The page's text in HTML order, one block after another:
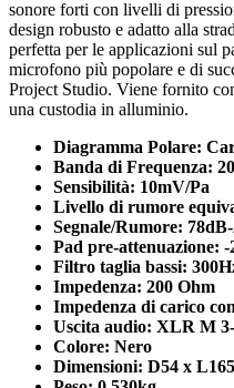
sonore forti con livelli di
design robusto e adatto alla
perfetta per le applicazioni sul
microfono più popolare e di
Project Studio. Viene fornito
una custodia in alluminio.
Diagramma Polare:
Banda di Frequenza:
Sensibilità: 10mV/Pa
Livello di rumore
Segnale/Rumore:
Pad pre-attenuazione: -
Filtro taglia bassi:
Impedenza: 200 Ohm
Impedenza di carico
Uscita audio: XLR M
Colore: Nero
Dimensioni: D54 x